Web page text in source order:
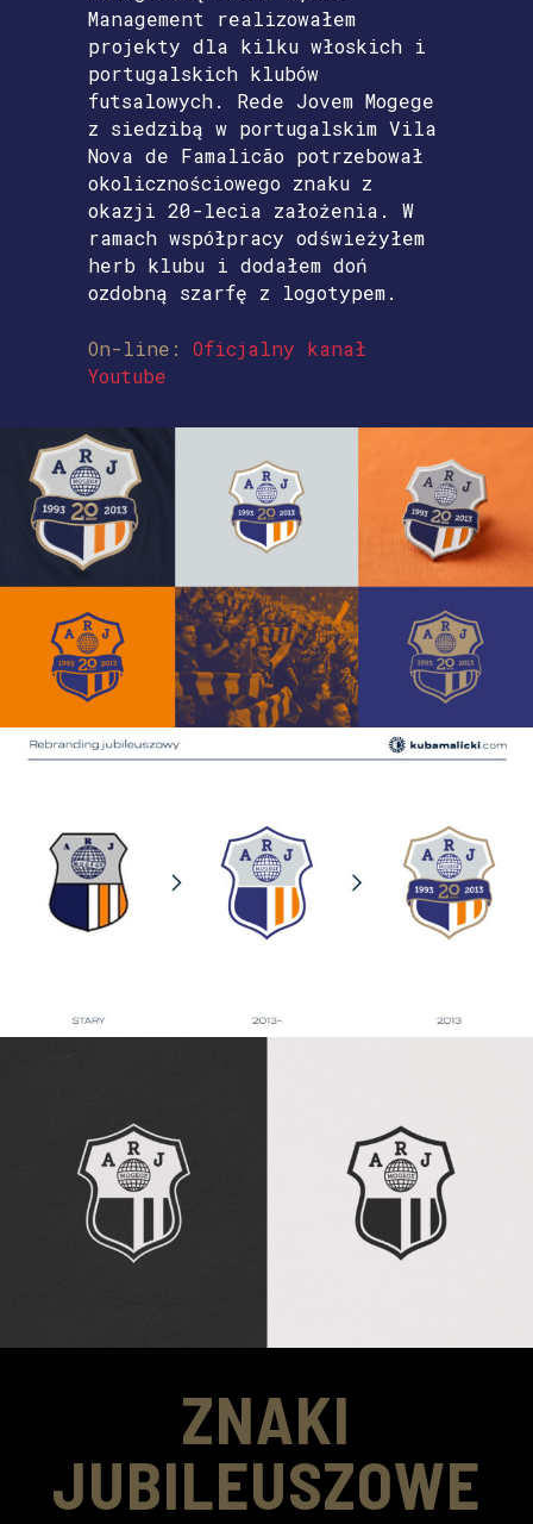
Management realizowałem
projekty dla kilku włoskich i
portugalskich klubów
futsalowych. Rede Jovem Mogege
z siedzibą w portugalskim Vila
Nova de Famalicão potrzebował
okolicznościowego znaku z
okazji 20-lecia założenia. W
ramach współpracy odświeżyłem
herb klubu i dodałem doń
ozdobną szarfę z logotypem.
On-line: Oficjalny kanał
Youtube
ZNAKI
JUBILEUSZOWE